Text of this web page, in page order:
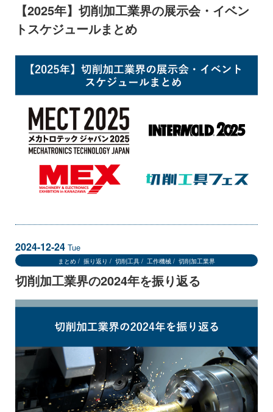
【2025年】切削加工業界の展示会・イベン
トスケジュールまとめ
2024-12-24 Tue
まとめ 振り返り 切削工具 工作機械 切削加工業界
切削加工業界の2024年を振り返る